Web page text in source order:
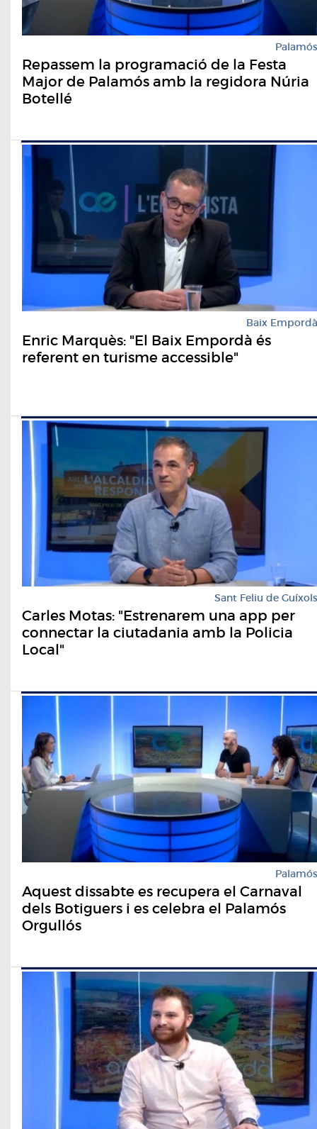
Palamós
Repassem la programació de la Festa
Major de Palamós amb la regidora Núria
Botellé
Baix Empordà
Enric Marquès: "El Baix Empordà és
referent en turisme accessible"
Sant Feliu de Guíxols
Carles Motas: "Estrenarem una app per
connectar la ciutadania amb la Policia
Local"
Palamós
Aquest dissabte es recupera el Carnaval
dels Botiguers i es celebra el Palamós
Orgullós